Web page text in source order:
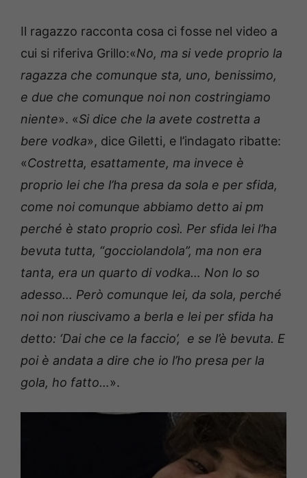
Il ragazzo racconta cosa ci fosse nel video a
cui si riferiva Grillo:«No, ma si vede proprio la
ragazza che comunque sta, uno, benissimo,
e due che comunque noi non costringiamo
niente». «Si dice che la avete costretta a
bere vodka», dice Giletti, e l’indagato ribatte:
«Costretta, esattamente, ma invece è
proprio lei che l’ha presa da sola e per sfida,
come noi comunque abbiamo detto ai pm
perché è stato proprio così. Per sfida lei l’ha
bevuta tutta, “gocciolandola”, ma non era
tanta, era un quarto di vodka… Non lo so
adesso… Però comunque lei, da sola, perché
noi non riuscivamo a berla e lei per sfida ha
detto: ‘Dai che ce la faccio’, e se l’è bevuta. E
poi è andata a dire che io l’ho presa per la
gola, ho fatto…».